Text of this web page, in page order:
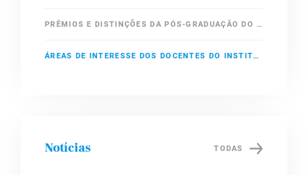
PRÊMIOS E DISTINÇÕES DA PÓS-GRADUAÇÃO DO IC-UNICAMP
ÁREAS DE INTERESSE DOS DOCENTES DO INSTITUTO DE COMPUTAÇÃO
Notícias TODAS